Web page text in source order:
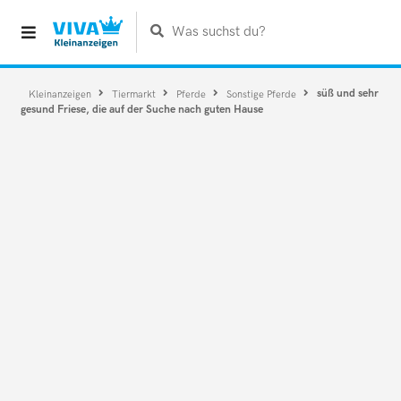
Was suchst du?
Kleinanzeigen Tiermarkt Pferde Sonstige Pferde
süß und sehr
gesund Friese, die auf der Suche nach guten Hause